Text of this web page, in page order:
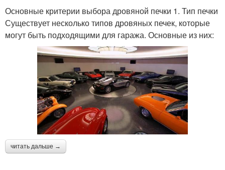
Основные критерии выбора дровяной печки 1. Тип печки
Существует несколько типов дровяных печек, которые
могут быть подходящими для гаража. Основные из них:
читать дальше →